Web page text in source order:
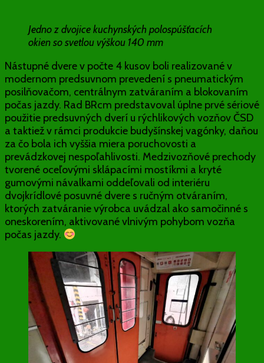
Jedno z dvojice kuchynských polospúšťacích
okien so svetlou výškou 140 mm
Nástupné dvere v počte 4 kusov boli realizované v
modernom predsuvnom prevedení s pneumatickým
posilňovačom, centrálnym zatváraním a blokovaním
počas jazdy. Rad BRcm predstavoval úplne prvé sériové
použitie predsuvných dverí u rýchlikových vozňov ČSD
a taktiež v rámci produkcie budyšínskej vagónky, daňou
za čo bola ich vyššia miera poruchovosti a
prevádzkovej nespoľahlivosti. Medzivozňové prechody
tvorené oceľovými sklápacími mostíkmi a kryté
gumovými návalkami oddeľovali od interiéru
dvojkrídlové posuvné dvere s ručným otváraním,
ktorých zatváranie výrobca uvádzal ako samočinné s
oneskorením, aktivované vlnivým pohybom vozňa
počas jazdy.